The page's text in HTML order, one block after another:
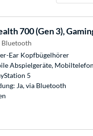
700 (Gen 3),
Bluetooth
Ear Kopfbügelhörer
Abspielgeräte,
5
Ja, via Bluetooth